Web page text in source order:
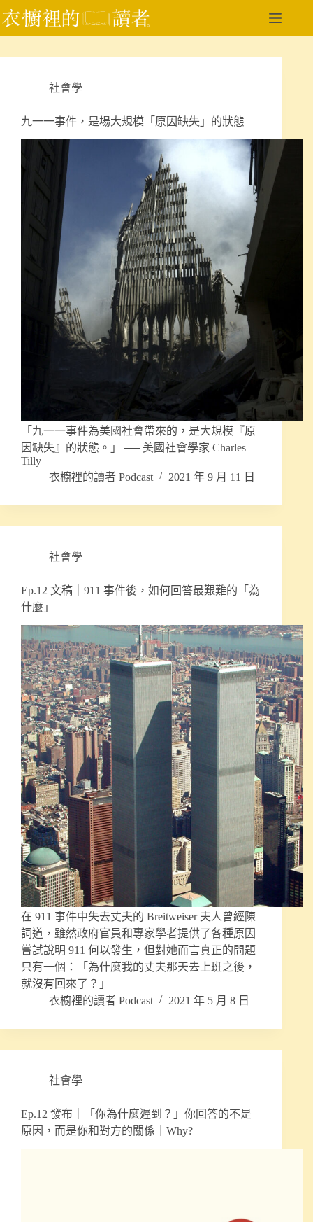
跳
至
要
社會學
九一一事件，是場大規模「原因缺失」的狀態
「九一一事件為美國社會帶來的，是大規模『原
因缺失』的狀態。」 ── 美國社會學家 Charles
Tilly
衣櫥裡的讀者 Podcast
2021 年 9 月 11 日
社會學
Ep.12 文稿｜911 事件後，如何回答最艱難的「為
什麼」
在 911 事件中失去丈夫的 Breitweiser 夫人曾經陳
詞道，雖然政府官員和專家學者提供了各種原因
嘗試說明 911 何以發生，但對她而言真正的問題
只有一個：「為什麼我的丈夫那天去上班之後，
就沒有回來了？」
衣櫥裡的讀者 Podcast
2021 年 5 月 8 日
社會學
Ep.12 發布｜「你為什麼遲到？」你回答的不是
原因，而是你和對方的關係｜Why?